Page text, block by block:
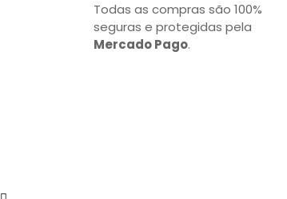
Todas as compras são 100%
seguras e protegidas pela
Mercado Pago.